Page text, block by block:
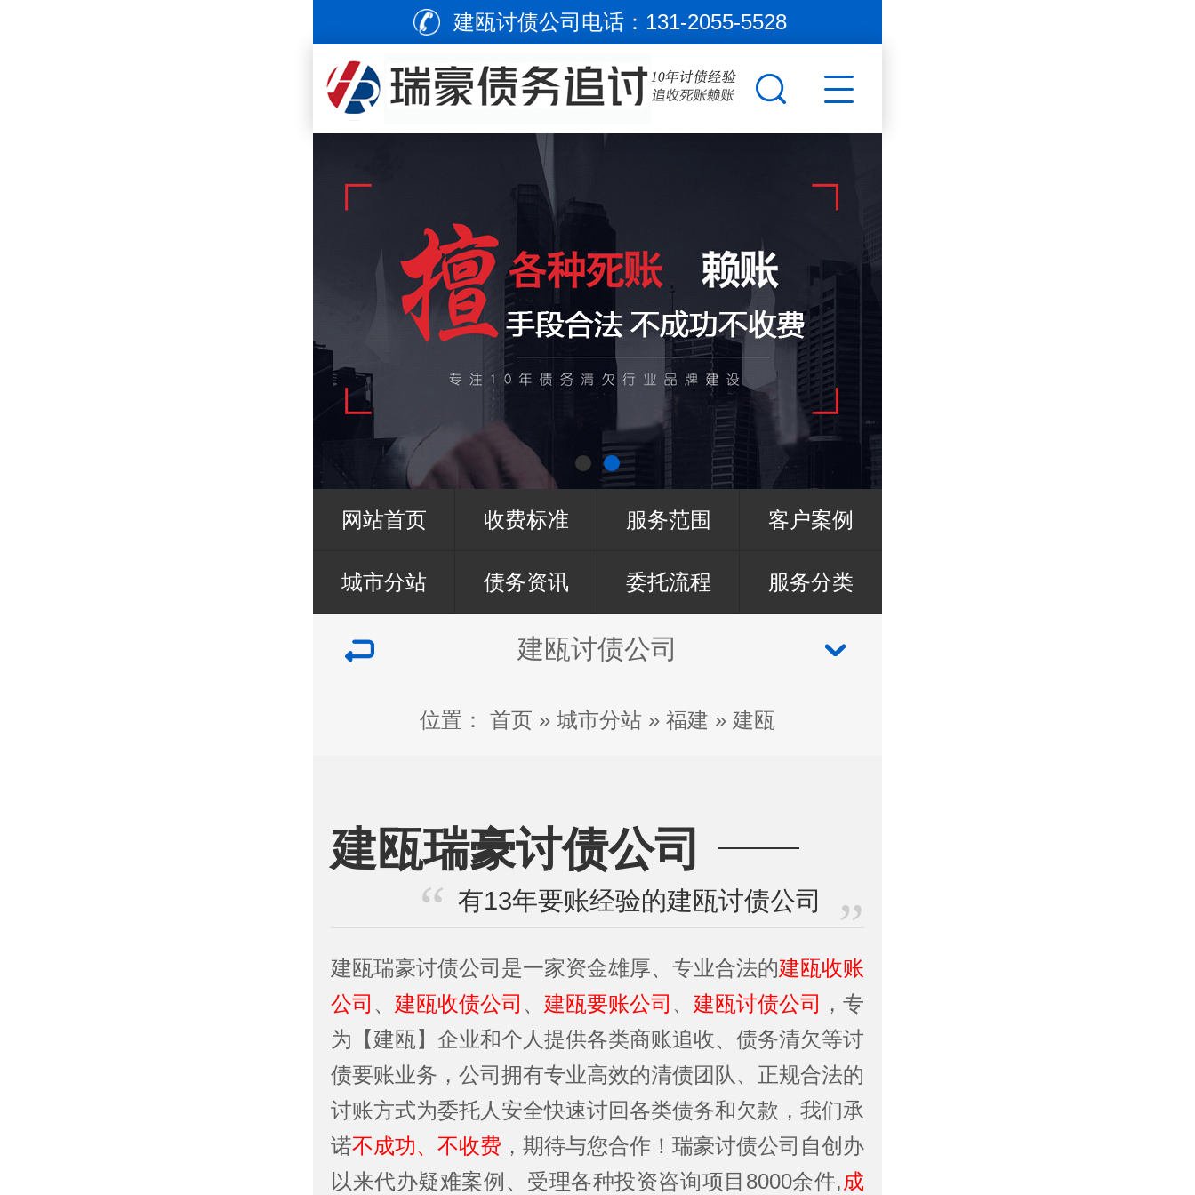
建瓯讨债公司电话： 131-2055-5528
网站首页 收费标准 服务范围 客户案例
城市分站 债务资讯 委托流程 服务分类
建瓯讨债公司
位置： 首页 » 城市分站 » 福建 » 建瓯
建瓯瑞豪讨债公司
有13年要账经验的建瓯讨债公司
建瓯瑞豪讨债公司是一家资金雄厚、专业合法的建瓯收账
公司 、 建瓯收债公司 、 建瓯要账公司 、 建瓯讨债公司 ，专
为【建瓯】企业和个人提供各类商账追收、债务清欠等讨
债要账业务，公司拥有专业高效的清债团队、正规合法的
讨账方式为委托人安全快速讨回各类债务和欠款，我们承
诺不成功、不收费 ，期待与您合作！瑞豪讨债公司自创办
以来代办疑难案例、受理各种投资咨询项目8000余件,成